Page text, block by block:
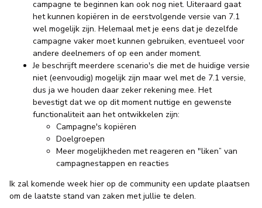
campagne te beginnen kan ook nog niet. Uiteraard gaat
het kunnen kopiëren in de eerstvolgende versie van 7.1
wel mogelijk zijn. Helemaal met je eens dat je dezelfde
campagne vaker moet kunnen gebruiken, eventueel voor
andere deelnemers of op een ander moment.
Je beschrijft meerdere scenario's die met de huidige versie
niet (eenvoudig) mogelijk zijn maar wel met de 7.1 versie,
dus ja we houden daar zeker rekening mee. Het
bevestigt dat we op dit moment nuttige en gewenste
functionaliteit aan het ontwikkelen zijn:
Campagne's kopiëren
Doelgroepen
Meer mogelijkheden met reageren en "liken” van
campagnestappen en reacties
Ik zal komende week hier op de community een update plaatsen
om de laatste stand van zaken met jullie te delen.